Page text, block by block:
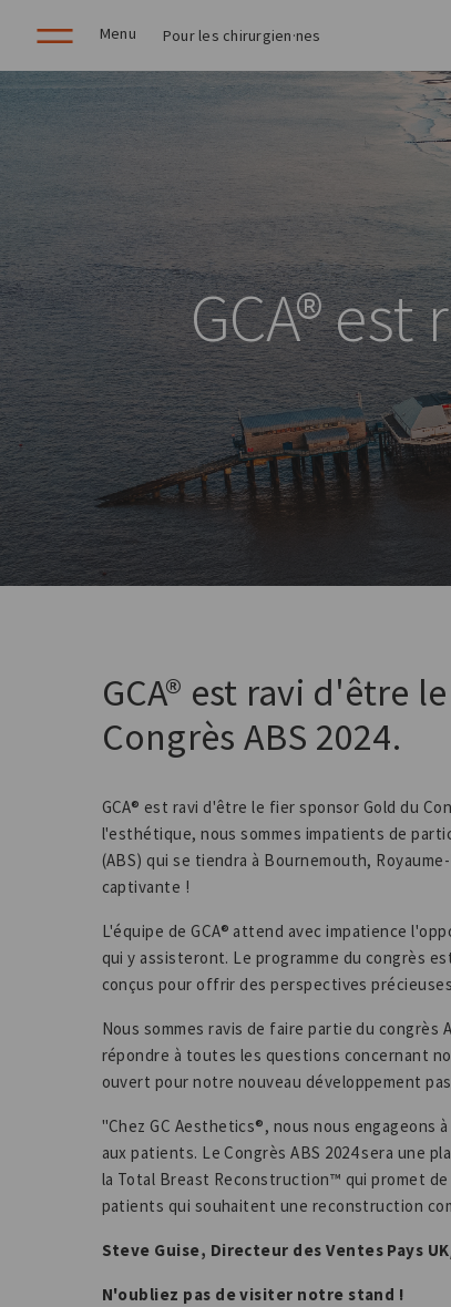
Menu Pour les chirurgien·nes
GCA®
GCA® est ravi d'être
Congrès ABS 2024.
GCA® est ravi d'être le fier sponsor Gold du
l'esthétique, nous sommes impatients de
(ABS) qui se tiendra à Bournemouth,
captivante !
L'équipe de GCA® attend avec impatience
qui y assisteront. Le programme du congrès
conçus pour offrir des perspectives
Nous sommes ravis de faire partie du
répondre à toutes les questions concernant
ouvert pour notre nouveau développement
"Chez GC Aesthetics®, nous nous engageons
aux patients. Le Congrès ABS 2024 sera une
la Total Breast Reconstruction™ qui promet
patients qui souhaitent une reconstruction
Steve Guise, Directeur des Ventes Pays
N'oubliez pas de visiter notre stand !